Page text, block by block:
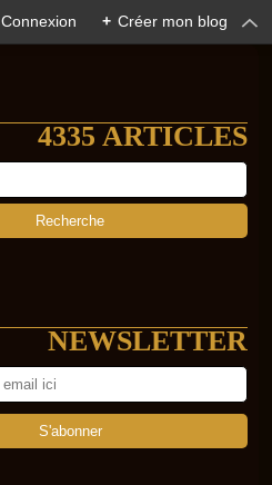
Connexion + Créer mon blog
4335 ARTICLES
NEWSLETTER